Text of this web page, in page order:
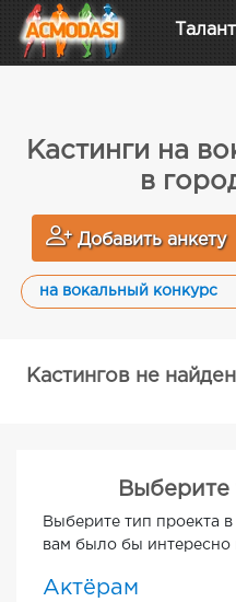
Кастинги на
в
Добавить анкету
на вокальный конкурс
Кастингов не
Выберите
Выберите тип проекта
вам было бы интересно
Актёрам